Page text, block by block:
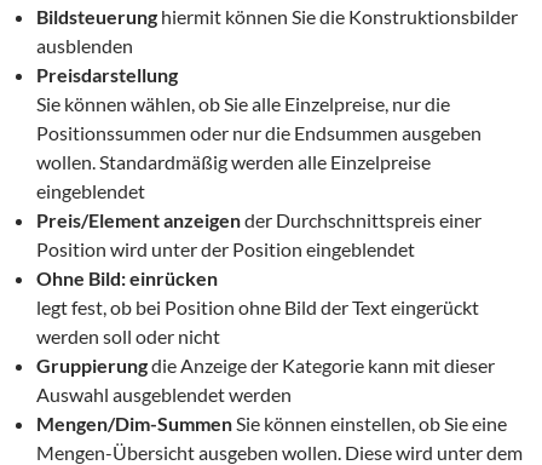
Bildsteuerung hiermit können Sie die Konstruktionsbilder
ausblenden
Preisdarstellung
Sie können wählen, ob Sie alle Einzelpreise, nur die
Positionssummen oder nur die Endsummen ausgeben
wollen. Standardmäßig werden alle Einzelpreise
eingeblendet
Preis/Element anzeigender Durchschnittspreis einer
Position wird unter der Position eingeblendet
Ohne Bild: einrücken
legt fest, ob bei Position ohne Bild der Text eingerückt
werden soll oder nicht
Gruppierungdie Anzeige der Kategorie kann mit dieser
Auswahl ausgeblendet werden
Mengen/Dim-SummenSie können einstellen, ob Sie eine
Mengen-Übersicht ausgeben wollen. Diese wird unter dem